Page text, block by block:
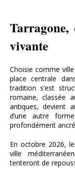
Tarragone,
vivante
Choisie comme
place centrale
tradition s’est
romaine, classée
antiques, devient
d’une autre
profondément
En octobre 2026,
ville
tenteront de